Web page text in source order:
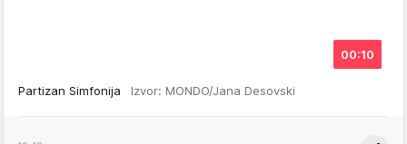
00:10
Partizan Simfonija Izvor: MONDO/Jana Desovski